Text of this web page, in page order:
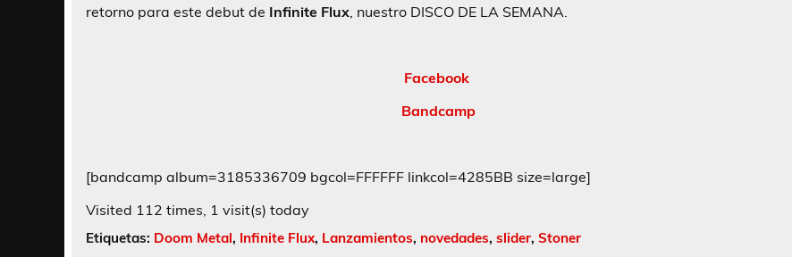
retorno para este debut de Infinite Flux, nuestro DISCO DE LA SEMANA.
Facebook
Bandcamp
[bandcamp album=3185336709 bgcol=FFFFFF linkcol=4285BB size=large]
Visited 112 times, 1 visit(s) today
Etiquetas: Doom Metal, Infinite Flux, Lanzamientos, novedades, slider, Stoner